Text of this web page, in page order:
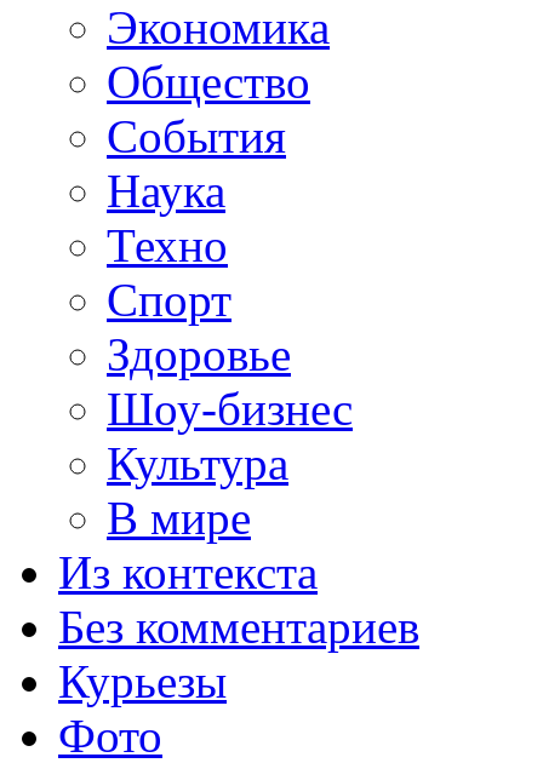
Экономика
Общество
События
Наука
Техно
Спорт
Здоровье
Шоу-бизнес
Культура
В мире
Из контекста
Без комментариев
Курьезы
Фото